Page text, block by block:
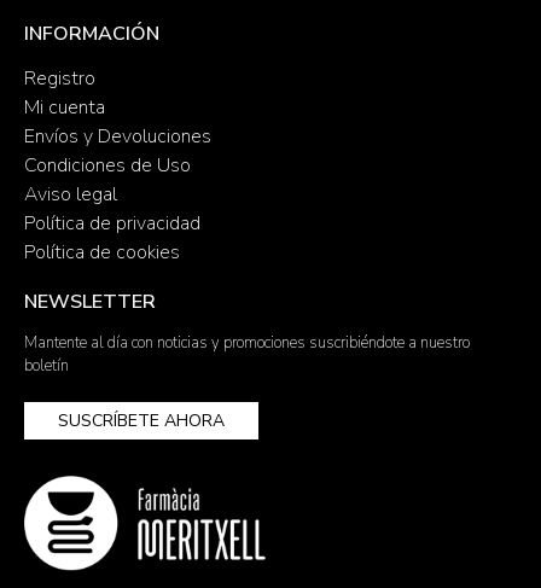
INFORMACIÓN
Registro
Mi cuenta
Envíos y Devoluciones
Condiciones de Uso
Aviso legal
Política de privacidad
Política de cookies
NEWSLETTER
Mantente al día con noticias y promociones suscribiéndote a nuestro
boletín
SUSCRÍBETE AHORA